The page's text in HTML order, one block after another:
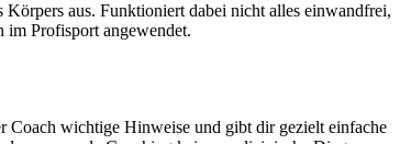
Körpers aus. Funktioniert dabei nicht alles einwandfrei,
im Profisport angewendet.
Coach wichtige Hinweise und gibt dir gezielt einfache